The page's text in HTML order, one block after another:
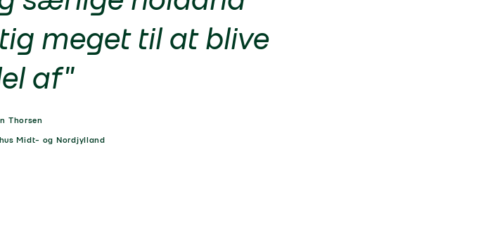
meget til at blive
af"
Thorsen
Midt- og Nordjylland